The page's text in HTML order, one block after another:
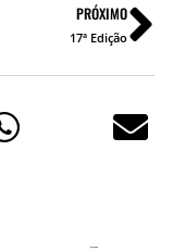
PRÓXIMO
17ª Edição